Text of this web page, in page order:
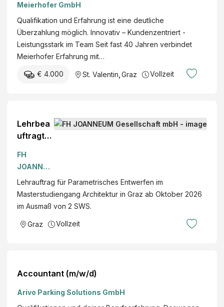
Österreich Vollzeit
Festanstellung
Meierhofer GmbH
Qualifikation und Erfahrung ist eine deutliche
Überzahlung möglich. Innovativ – Kundenzentriert -
Leistungsstark im Team Seit fast 40 Jahren verbindet
Meierhofer Erfahrung mit…
€ 4.000 St. Valentin Graz Vollzeit
Lehrbea
uftragte:
„Parame
trisches
Entwerfe
n“
FH
JOANNEU
M
Gesellsch
aft mbH
Lehrauftrag für Parametrisches Entwerfen im
Masterstudiengang Architektur in Graz ab Oktober 2026
im Ausmaß von 2 SWS.
Graz Vollzeit
Accountant (m/w/d)
Arivo Parking Solutions GmbH